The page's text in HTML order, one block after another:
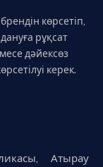
көрсетіп,
рұқсат
дәйексөз
керек.
Атырау